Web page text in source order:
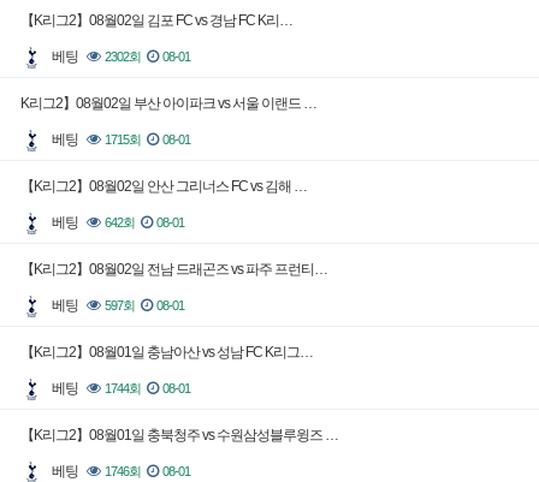
【K리그2】08월02일 김포 FC vs 경남 FC K리…
베팅 2302회 08-01
K리그2】08월02일 부산 아이파크 vs 서울 이랜드 …
베팅 1715회 08-01
【K리그2】08월02일 안산 그리너스 FC vs 김해 …
베팅 642회 08-01
【K리그2】08월02일 전남 드래곤즈 vs 파주 프런티…
베팅 597회 08-01
【K리그2】08월01일 충남아산 vs 성남 FC K리그…
베팅 1744회 08-01
【K리그2】08월01일 충북청주 vs 수원삼성블루윙즈 …
베팅 1746회 08-01